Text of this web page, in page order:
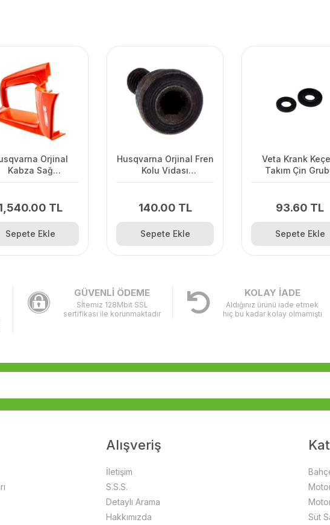
Orjinal
Kabza Sağ
TL
Sepete Ekle
Husqvarna Orjinal Fren
Kolu Vidası
140.00 TL
Sepete Ekle
Veta Krank
Takım Çin
93.60 TL
Sepete Ekle
GÜVENLİ ÖDEME
Sİtemiz 128Mbit SSL
sertifikası ile korunmaktadır
KOLAY İADE
Aldığınız ürünü iade etmek
hiç bu kadar kolay olmamıştı
Alışveriş
İletişim
S.S.S.
Detaylı Arama
Hakkımızda
Süt